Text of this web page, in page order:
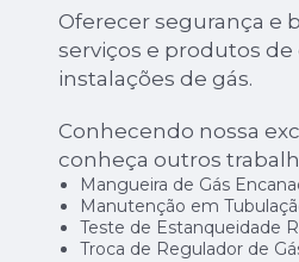
Oferecer segurança e
serviços e produtos
instalações de gás.
Conhecendo nossa
conheça outros
Mangueira de Gás
Manutenção em
Teste de Estanqueidade
Troca de Regulador de